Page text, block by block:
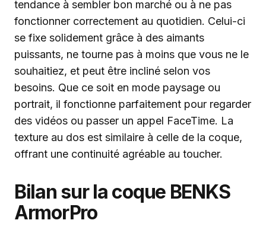
tendance à sembler bon marché ou à ne pas
fonctionner correctement au quotidien. Celui-ci
se fixe solidement grâce à des aimants
puissants, ne tourne pas à moins que vous ne le
souhaitiez, et peut être incliné selon vos
besoins. Que ce soit en mode paysage ou
portrait, il fonctionne parfaitement pour regarder
des vidéos ou passer un appel FaceTime. La
texture au dos est similaire à celle de la coque,
offrant une continuité agréable au toucher.
Bilan sur la coque BENKS
ArmorPro